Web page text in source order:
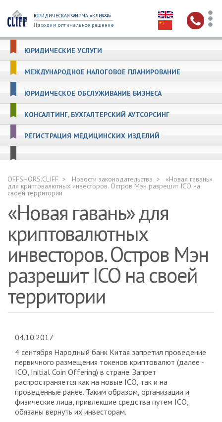
ЮРИДИЧЕСКАЯ ФИРМА «КЛИФФ»
Находим оптимальное решение
ЮРИДИЧЕСКИЕ УСЛУГИ
МЕЖДУНАРОДНОЕ НАЛОГОВОЕ ПЛАНИРОВАНИЕ
ЮРИДИЧЕСКОЕ ОБСЛУЖИВАНИЕ БИЗНЕСА
КОНСАЛТИНГ, БУХГАЛТЕРСКИЙ АУТСОРСИНГ
РЕГИСТРАЦИЯ МЕДИЦИНСКИХ ИЗДЕЛИЙ
OFFSHORS.CLIFF Новости законодательства «Новая гавань»
для криптовалютных инвесторов. Остров Мэн разрешит ICO на
своей территории
«Новая гавань» для
криптовалютных
инвесторов. Остров Мэн
разрешит ICO на своей
территории
04.10.2017
4 сентября Народный банк Китая запретил проведение
первичного размещения токенов криптовалют (далее -
ICO, Initial Coin Offering) в стране. Запрет
распространяется как на новые ICO, так и на
проведенные ранее. Таким образом, организации и
физические лица, привлекшие средства путем ICO,
обязаны вернуть их инвесторам.